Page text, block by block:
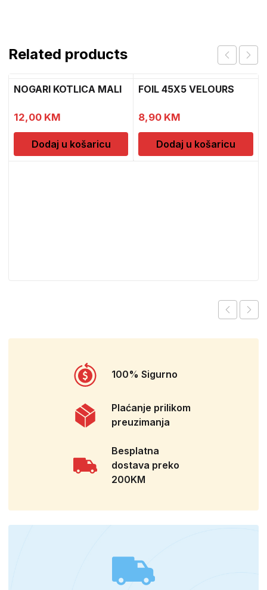
Related products
NOGARI KOTLICA MALI
12,00 KM
Dodaj u košaricu
FOIL 45X5 VELOURS
8,90 KM
Dodaj u košaricu
100% Sigurno
Plaćanje prilikom
preuzimanja
Besplatna
dostava preko
200KM